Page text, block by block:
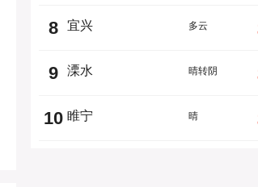
8 宜兴 多云
9 溧水 晴转阴
10 睢宁 晴